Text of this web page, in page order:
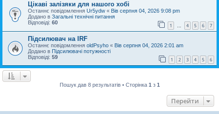
Цікаві залізяки для нашого хобі
Останнє повідомлення Ur5ydw « Вів серпня 04, 2026 9:08 pm
Додано в Загальні технічні питання
Відповіді: 60 1 … 4 5 6 7
Підсилювач на IRF
Останнє повідомлення oldPsyho « Вів серпня 04, 2026 2:01 am
Додано в Підсилювачі потужності
Відповіді: 59 1 2 3 4 5 6
Пошук дав 8 результатів • Сторінка 1 з 1
Перейти